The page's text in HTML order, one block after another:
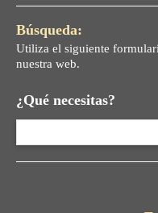
Búsqueda:
Utiliza el siguiente
nuestra web.
¿Qué necesitas?